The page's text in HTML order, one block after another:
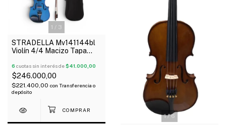
1 / 3
STRADELLA Mv141144bl
Violín 4/4 Macizo Tapa
Arco Resina
6 cuotas sin interés de$41.000,00
$246.000,00
$221.400,00 con Transferencia o
depósito
1/6